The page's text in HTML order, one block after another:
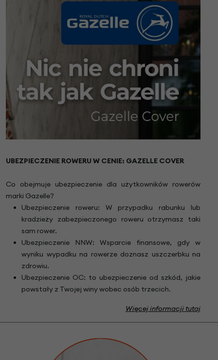
UBEZPIECZENIE ROWERU W CENIE: GAZELLE COVER
Co obejmuje ubezpieczenie dla użytkowników rowerów
marki Gazelle?
Ubezpieczenie roweru: W przypadku rabunku lub
kradzieży zabezpieczonego roweru otrzymasz taki
sam rower.
Ubezpieczenie NNW: Wsparcie finansowe, gdy w
wyniku wypadku na rowerze doznasz uszczerbku na
zdrowiu.
Ubezpieczenie OC: to ubezpieczenie od szkód, jakie
powstały z Twojej winy wobec osób trzecich.
Więcej informacji tutaj